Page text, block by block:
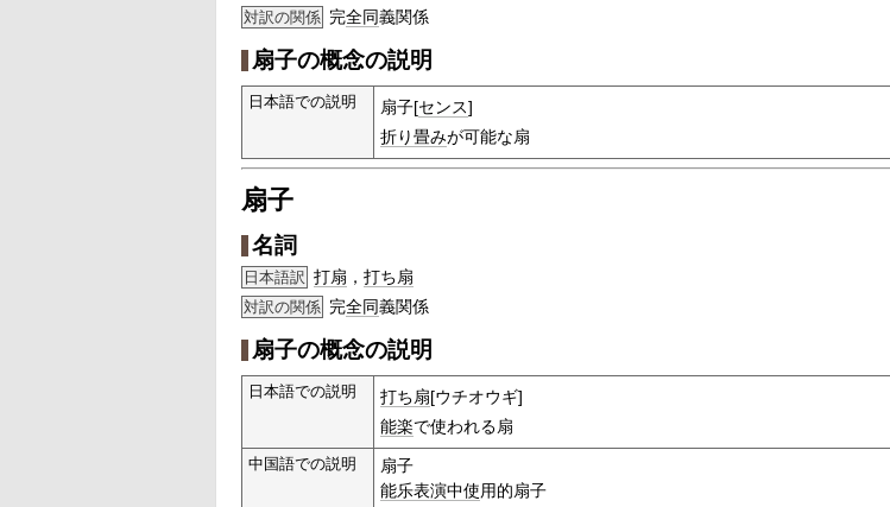
対訳の関係 完全同義関係
扇子の概念の説明
日本語での説明 扇子[センス]
折り畳みが可能な扇
扇子
名詞
日本語訳 打扇 ， 打ち扇
対訳の関係 完全同義関係
扇子の概念の説明
日本語での説明 打ち扇[ウチオウギ]
能楽で使われる扇
中国語での説明
扇子
能乐表演中使用的扇子